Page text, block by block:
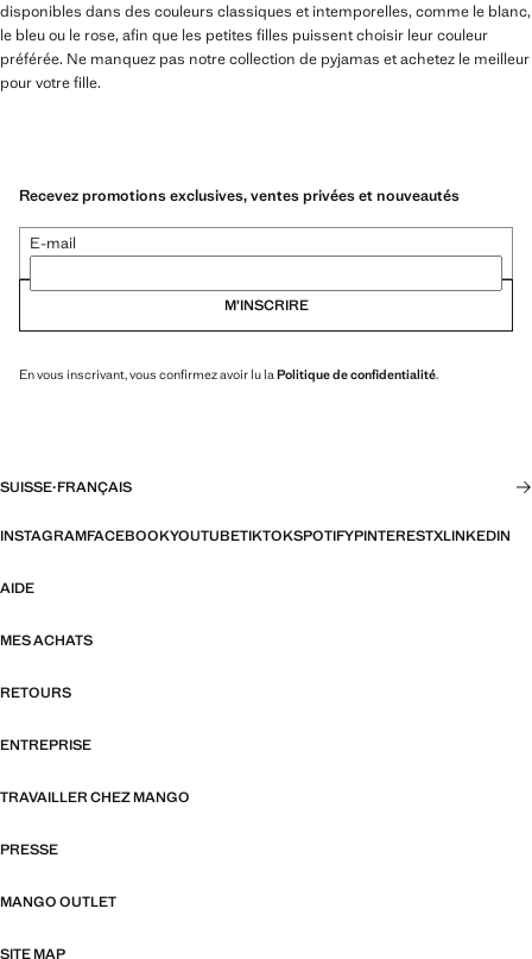
disponibles dans des couleurs classiques et intemporelles, comme le blanc,
le bleu ou le rose, afin que les petites filles puissent choisir leur couleur
préférée. Ne manquez pas notre collection de pyjamas et achetez le meilleur
pour votre fille.
Recevez promotions exclusives, ventes privées et nouveautés
E-mail
M’INSCRIRE
En vous inscrivant, vous confirmez avoir lu la Politique de confidentialité.
SUISSE·FRANÇAIS
INSTAGRAMFACEBOOKYOUTUBETIKTOKSPOTIFYPINTERESTXLINKEDIN
AIDE
MES ACHATS
RETOURS
ENTREPRISE
TRAVAILLER CHEZ MANGO
PRESSE
MANGO OUTLET
SITE MAP